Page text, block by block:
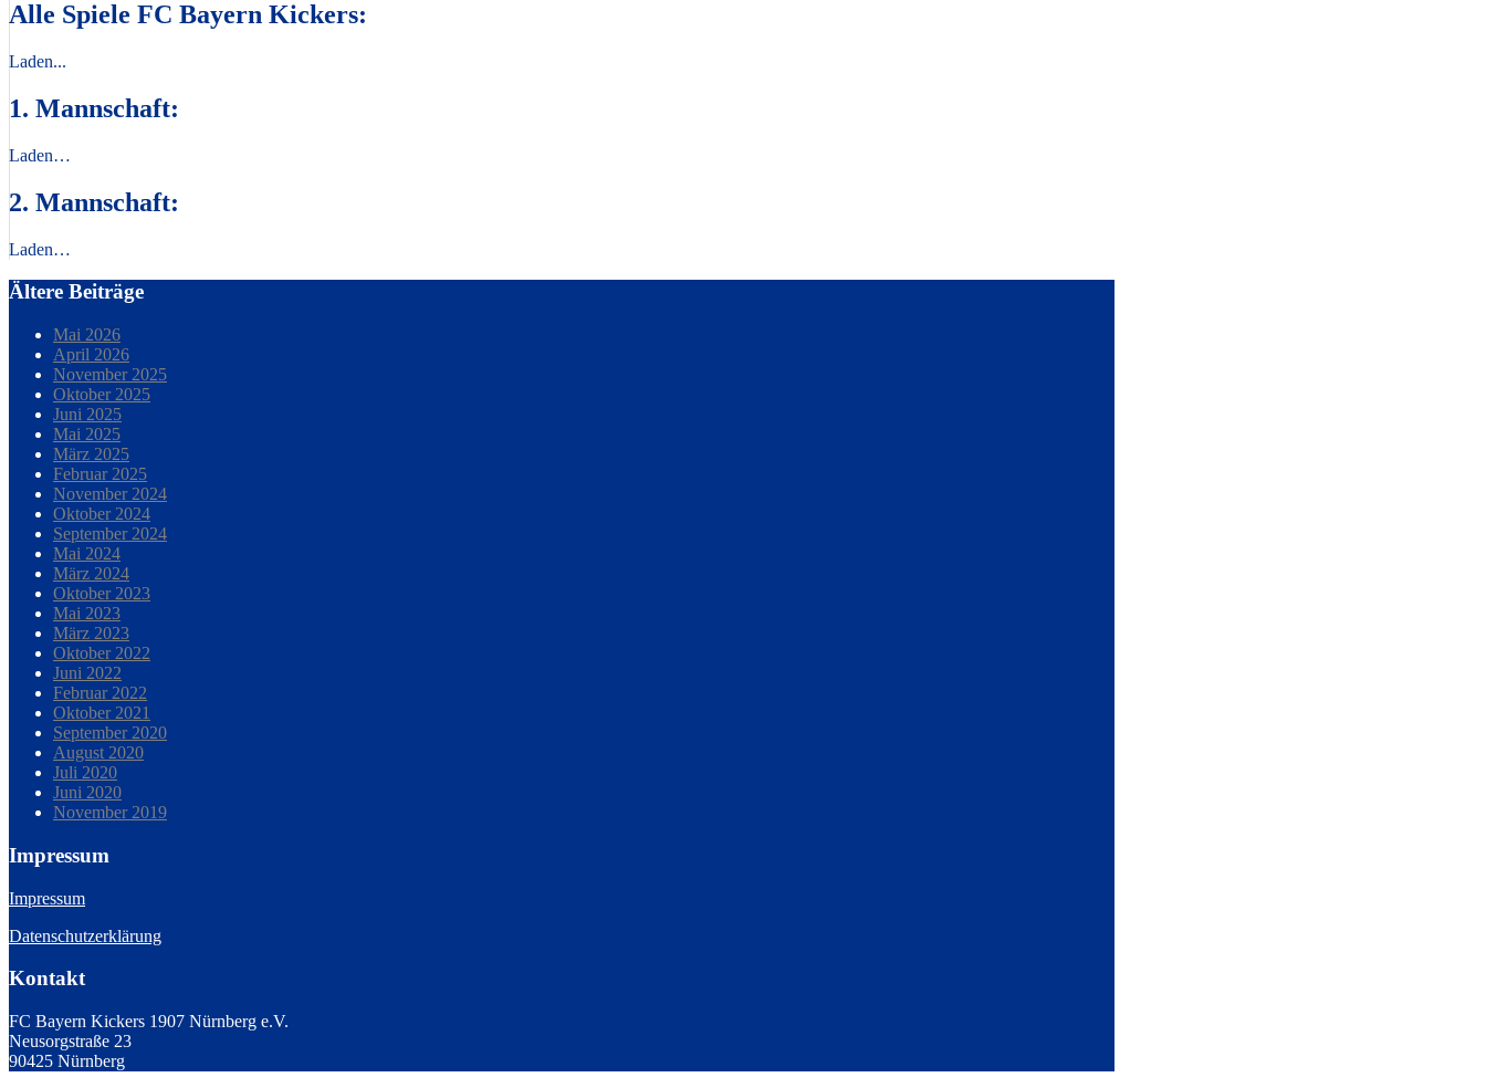
Alle Spiele FC Bayern Kickers:
Laden...
1. Mannschaft:
Laden…
2. Mannschaft:
Laden…
Ältere Beiträge
Mai 2026
April 2026
November 2025
Oktober 2025
Juni 2025
Mai 2025
März 2025
Februar 2025
November 2024
Oktober 2024
September 2024
Mai 2024
März 2024
Oktober 2023
Mai 2023
März 2023
Oktober 2022
Juni 2022
Februar 2022
Oktober 2021
September 2020
August 2020
Juli 2020
Juni 2020
November 2019
Impressum
Impressum
Datenschutzerklärung
Kontakt
FC Bayern Kickers 1907 Nürnberg e.V.
Neusorgstraße 23
90425 Nürnberg